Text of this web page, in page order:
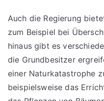
Auch die Regierung
zum Beispiel bei
hinaus gibt es
die Grundbesitzer
einer Naturkatastrophe
beispielsweise das